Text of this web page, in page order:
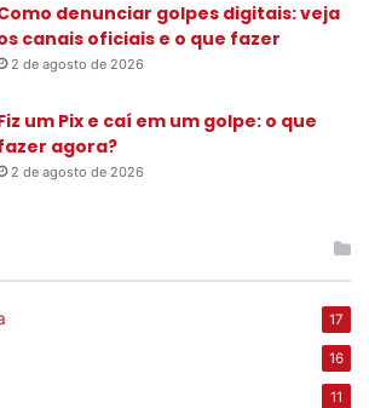
denunciar golpes digitais: veja
canais oficiais e o que fazer
2 de agosto de 2026
um Pix e caí em um golpe: o que
agora?
2 de agosto de 2026
17
16
11